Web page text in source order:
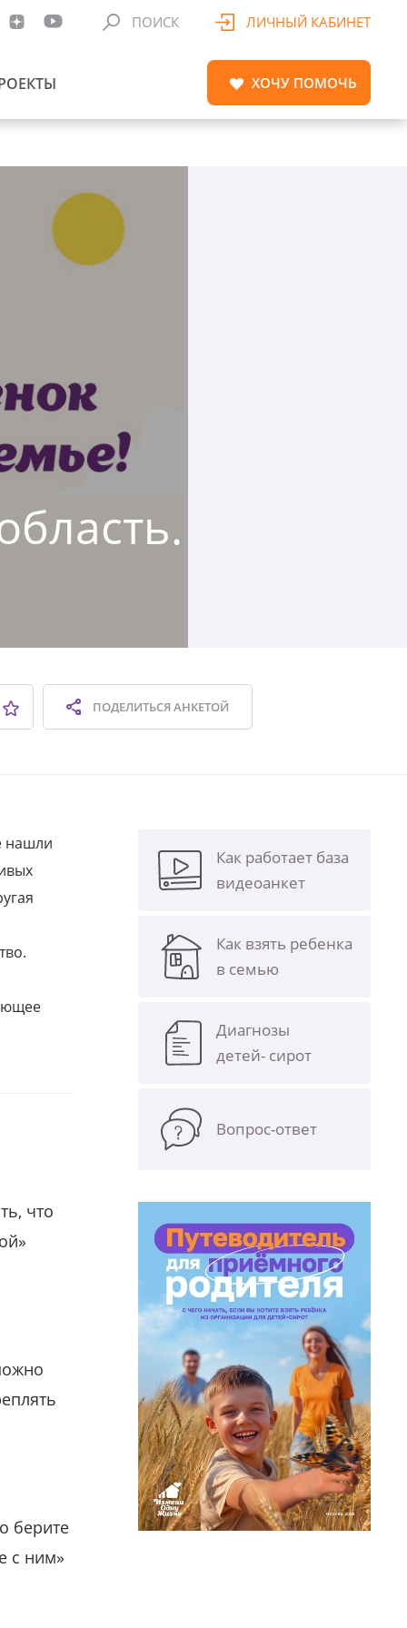
ПОИСК ЛИЧНЫЙ КАБИНЕТ
ХОЧУ ПОМОЧЬ
ПОДЕЛИТЬСЯАНКЕТОЙ
нашли
что
берите
с ним»
Как работает база
видеоанкет
Как взять ребенка
в семью
Диагнозы
детей- сирот
Вопрос-ответ